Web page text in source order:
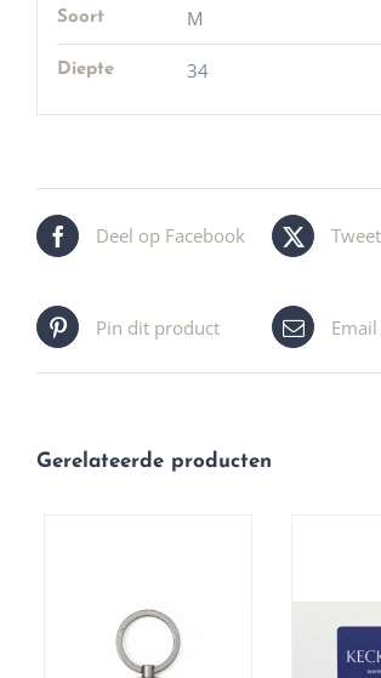
Soort M
Diepte 34
Deel op Facebook
Pin dit product
Gerelateerde producten